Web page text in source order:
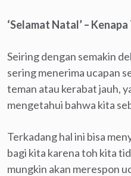
‘Selamat Natal’ –
Seiring dengan semakin
sering menerima ucapan
teman atau kerabat jauh,
mengetahui bahwa kita
Terkadang hal ini bisa
bagi kita karena toh kita
mungkin akan merespon